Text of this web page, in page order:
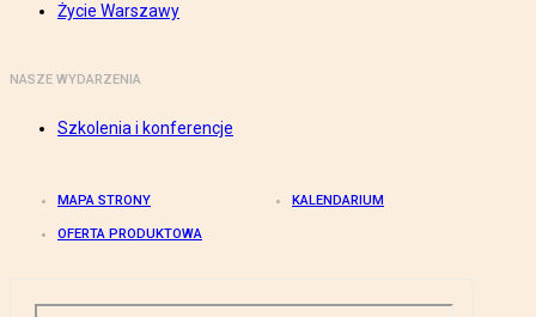
Życie Warszawy
NASZE WYDARZENIA
Szkolenia i konferencje
MAPA STRONY KALENDARIUM
OFERTA PRODUKTOWA